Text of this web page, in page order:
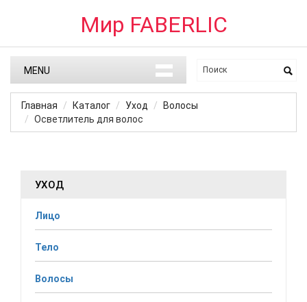
Мир FABERLIC
MENU
Главная Каталог Уход
Волосы
Осветлитель для волос
УХОД
Лицо
Тело
Волосы